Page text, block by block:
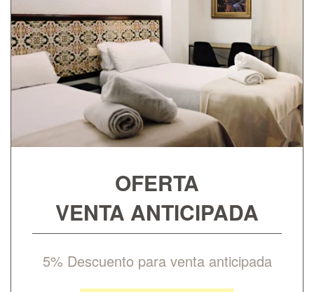
OFERTA
VENTA ANTICIPADA
5% Descuento para venta anticipada